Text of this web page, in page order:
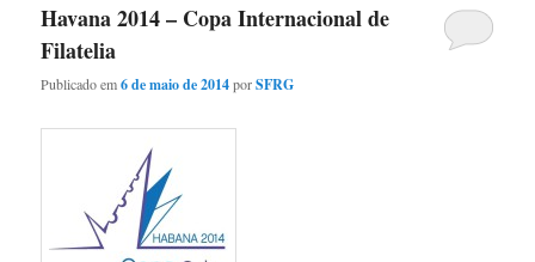
Havana 2014 – Copa Internacional de
Filatelia
Publicado em6 de maio de 2014porSFRG